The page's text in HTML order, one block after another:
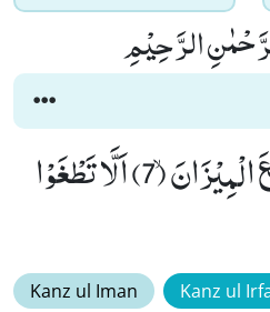
الرَّحِیْمِ
وَ السَّمَآءَ رَفَعَهَا وَ وَضَعَ الْمِیْزَانَۙ (7) اَلَّا تَطْغَوْا
Kanz ul Iman Kanz ul